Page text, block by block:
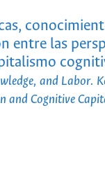
entre las
and Labor.
and Cognitive